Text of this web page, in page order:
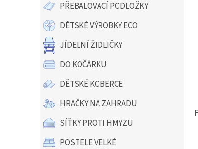
PŘEBALOVACÍ PODLOŽKY
DĚTSKÉ VÝROBKY ECO
JÍDELNÍ ŽIDLIČKY
DO KOČÁRKU
DĚTSKÉ KOBERCE
HRAČKY NA ZAHRADU
SÍŤKY PROTI HMYZU
POSTELE VELKÉ